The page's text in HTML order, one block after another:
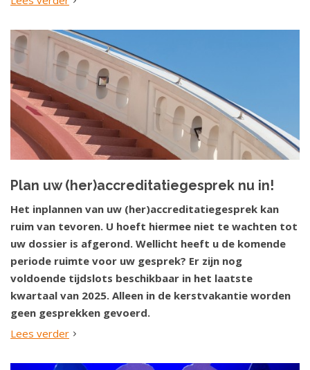
Plan uw (her)accreditatiegesprek nu in!
Het inplannen van uw (her)accreditatiegesprek kan
ruim van tevoren. U hoeft hiermee niet te wachten tot
uw dossier is afgerond. Wellicht heeft u de komende
periode ruimte voor uw gesprek? Er zijn nog
voldoende tijdslots beschikbaar in het laatste
kwartaal van 2025. Alleen in de kerstvakantie worden
geen gesprekken gevoerd.
Lees verder